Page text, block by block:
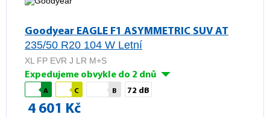
Goodyear EAGLE F1 ASYMMETRIC SUV AT
235/50 R20 104 W Letní
XL FP EVR J LR M+S
Expedujeme obvykle do 2 dnů
A C B 72 dB
4 601 Kč